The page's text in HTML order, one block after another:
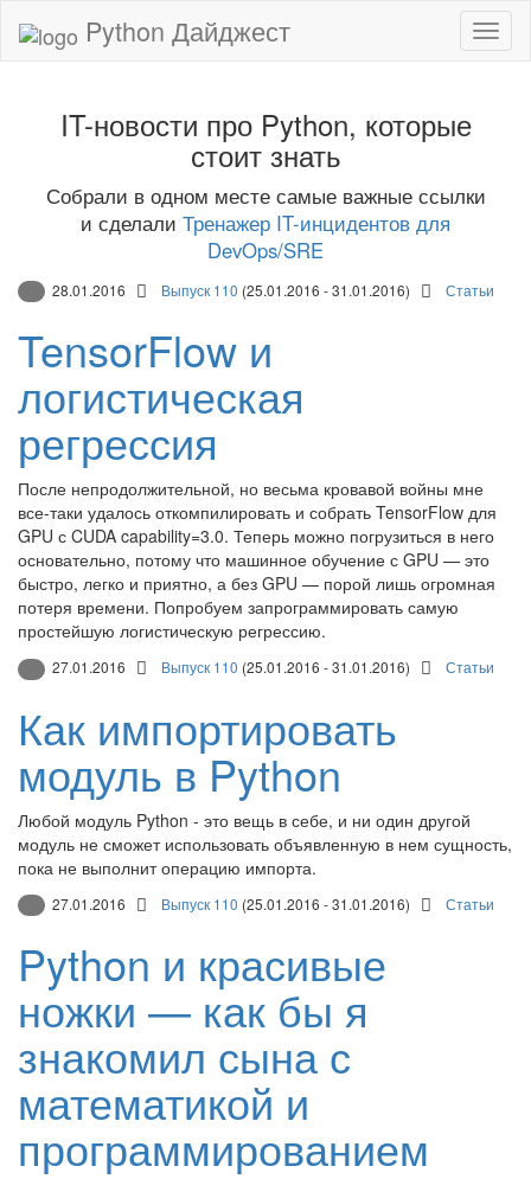
Python Дайджест
IT-новости про Python, которые
стоит знать
Собрали в одном месте самые важные ссылки
и сделали Тренажер IT-инцидентов для
DevOps/SRE
28.01.2016 Выпуск 110 (25.01.2016 - 31.01.2016) Статьи
TensorFlow и
логистическая
регрессия
После непродолжительной, но весьма кровавой войны мне
все-таки удалось откомпилировать и собрать TensorFlow для
GPU с CUDA capability=3.0. Теперь можно погрузиться в него
основательно, потому что машинное обучение с GPU — это
быстро, легко и приятно, а без GPU — порой лишь огромная
потеря времени. Попробуем запрограммировать самую
простейшую логистическую регрессию.
27.01.2016 Выпуск 110 (25.01.2016 - 31.01.2016) Статьи
Как импортировать
модуль в Python
Любой модуль Python - это вещь в себе, и ни один другой
модуль не сможет использовать объявленную в нем сущность,
пока не выполнит операцию импорта.
27.01.2016 Выпуск 110 (25.01.2016 - 31.01.2016) Статьи
Python и красивые
ножки — как бы я
знакомил сына с
математикой и
программированием